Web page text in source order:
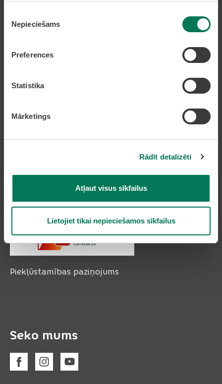
izvēle
Nepieciešams
Preferences
Statistika
Mārketings
Rādīt detalizēti
Atļaut visus sīkfailus
Lietojiet tikai nepieciešamos sīkfailus
epakalpojumi.lv
Nekustamā īpašuma karte
Olaines novada pašvaldība
Olaines novads, LV-2114
Tālruņi: 66954899, 20178620, 22318183
Piekļūstamības paziņojums
Seko mums